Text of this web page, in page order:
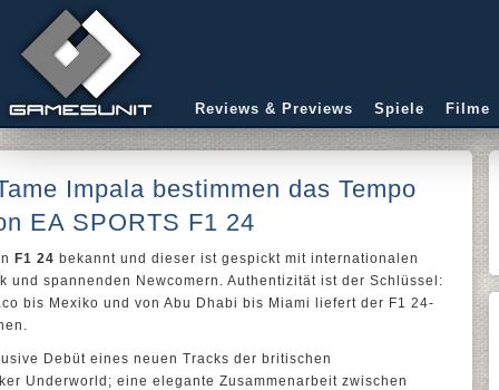
Reviews & Previews Spiele Filme
Impala bestimmen das Tempo
EA SPORTS F1 24
F1 24 bekannt und dieser ist gespickt mit internationalen
und spannenden Newcomern. Authentizität ist der Schlüssel:
bis Mexiko und von Abu Dhabi bis Miami liefert der F1 24-
Debüt eines neuen Tracks der britischen
Underworld; eine elegante Zusammenarbeit zwischen